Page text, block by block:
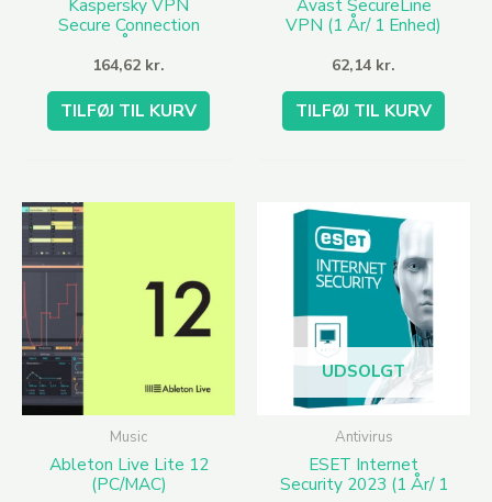
Kaspersky VPN
Secure Connection
2021 (1 År / 5 PCs)
164,62 kr.
TILFØJ TIL KURV
Avast SecureLine
VPN (1 År/ 1 Enhed)
62,14 kr.
TILFØJ TIL KURV
Music
Ableton Live Lite 12
(PC/MAC)
UDSOLGT
Antivirus
ESET Internet
Security 2023 (1 År/ 1